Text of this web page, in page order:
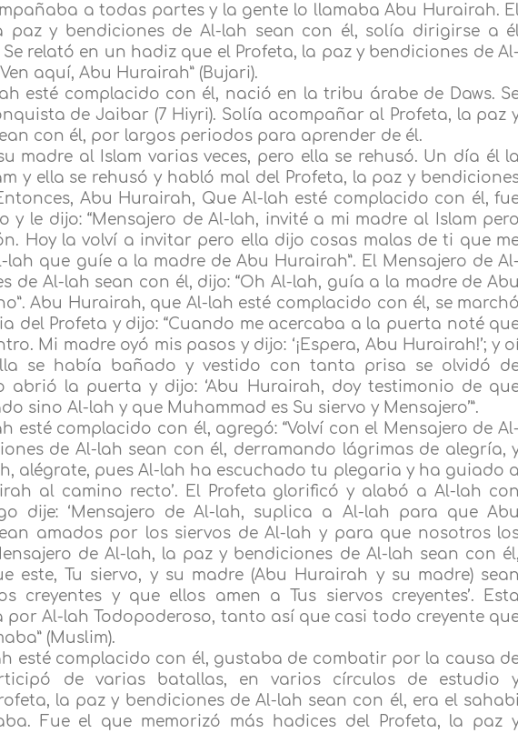
a todas partes y la gente lo llamaba Abu Hurairah.
paz y bendiciones de Al-lah sean con él, solía dirigirse a
relató en un hadiz que el Profeta, la paz y bendiciones de Al-
aquí, Abu Hurairah” (Bujari).
esté complacido con él, nació en la tribu árabe de Daws.
de Jaibar (7 Hiyri). Solía acompañar al Profeta, la paz
con él, por largos periodos para aprender de él.
madre al Islam varias veces, pero ella se rehusó. Un día él la
y ella se rehusó y habló mal del Profeta, la paz y
Abu Hurairah, Que Al-lah esté complacido con él,
y le dijo: “Mensajero de Al-lah, invité a mi madre al Islam pero
Hoy la volví a invitar pero ella dijo cosas malas de ti que
lah que guíe a la madre de Abu Hurairah”. El Mensajero de Al-
de Al-lah sean con él, dijo: “Oh Al-lah, guía a la madre de Abu
Abu Hurairah, que Al-lah esté complacido con él, se marchó
del Profeta y dijo: “Cuando me acercaba a la puerta noté
Mi madre oyó mis pasos y dijo: ‘¡Espera, Abu Hurairah!’; y oí
se había bañado y vestido con tanta prisa se olvidó
abrió la puerta y dijo: ‘Abu Hurairah, doy testimonio de
sino Al-lah y que Muhammad es Su siervo y Mensajero’”.
esté complacido con él, agregó: “Volví con el Mensajero de Al-
de Al-lah sean con él, derramando lágrimas de alegría,
alégrate, pues Al-lah ha escuchado tu plegaria y ha guiado a
al camino recto’. El Profeta glorificó y alabó a Al-lah con
dije: ‘Mensajero de Al-lah, suplica a Al-lah para que Abu
amados por los siervos de Al-lah y para que nosotros
de Al-lah, la paz y bendiciones de Al-lah sean con él,
este, Tu siervo, y su madre (Abu Hurairah y su madre) sean
creyentes y que ellos amen a Tus siervos creyentes’. Esta
por Al-lah Todopoderoso, tanto así que casi todo creyente
(Muslim).
esté complacido con él, gustaba de combatir por la causa
de varias batallas, en varios círculos de estudio
la paz y bendiciones de Al-lah sean con él, era el sahabi
Fue el que memorizó más hadices del Profeta, la paz